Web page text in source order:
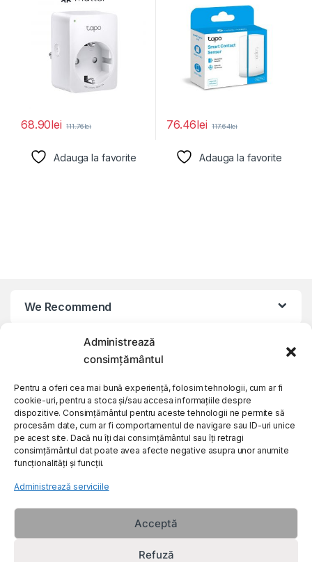
Administrează
consimțământul
Pentru a oferi cea mai bună experiență, folosim tehnologii, cum ar fi
cookie-uri, pentru a stoca și/sau accesa informațiile despre
dispozitive. Consimțământul pentru aceste tehnologii ne permite să
procesăm date, cum ar fi comportamentul de navigare sau ID-uri unice
pe acest site. Dacă nu îți dai consimțământul sau îți retragi
consimțământul dat poate avea afecte negative asupra unor anumite
funcționalități și funcții.
Administrează serviciile
Acceptă
Refuză
68.90lei 111.76lei
Adauga la favorite
76.46lei 117.64lei
Adauga la favorite
We Recommend
My Account
Customer Care
About Us